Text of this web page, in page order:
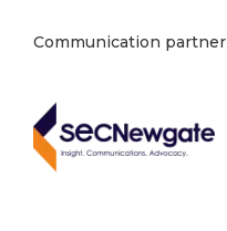
Communication partner